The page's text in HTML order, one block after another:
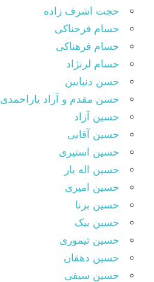
حجت اشرف زاده
حسام فرحناکی
حسام فرهناکی
حسام لرنژاد
حسن دنیابین
حسن مقدم و آراد یاراحمدی
حسین آزاد
حسین آقایی
حسین استیری
حسین اله یار
حسین امیری
حسین برنا
حسین بیک
حسین تیموری
حسین دهقان
حسین سیفی